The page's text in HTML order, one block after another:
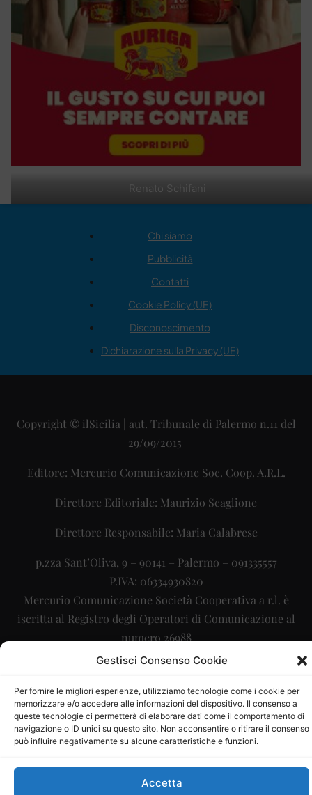
Gestisci Consenso Cookie
Per fornire le migliori esperienze, utilizziamo tecnologie come i cookie per
memorizzare e/o accedere alle informazioni del dispositivo. Il consenso a
queste tecnologie ci permetterà di elaborare dati come il comportamento di
navigazione o ID unici su questo sito. Non acconsentire o ritirare il consenso
può influire negativamente su alcune caratteristiche e funzioni.
Accetta
Renato Schifani
Chi siamo
Pubblicità
Contatti
Cookie Policy (UE)
Disconoscimento
Dichiarazione sulla Privacy (UE)
Copyright © ilSicilia | aut. Tribunale di Palermo n.11 del
29/09/2015
Editore: Mercurio Comunicazione Soc. Coop. A.R.L.
Direttore Editoriale: Maurizio Scaglione
Direttore Responsabile: Maria Calabrese
p.zza Sant’Oliva, 9 – 90141 – Palermo – 091335557
P.IVA: 06334930820
Mercurio Comunicazione Società Cooperativa a r.l. è
iscritta al Registro degli Operatori di Comunicazione al
numero 26988
Sito gestito daLa Digitale srl– info@ladigitale.it